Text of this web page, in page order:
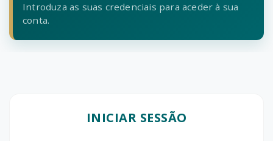
Introduza as suas credenciais para aceder à sua
conta.
INICIAR SESSÃO